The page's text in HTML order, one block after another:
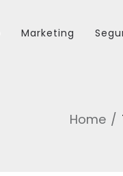
Marketing
Home